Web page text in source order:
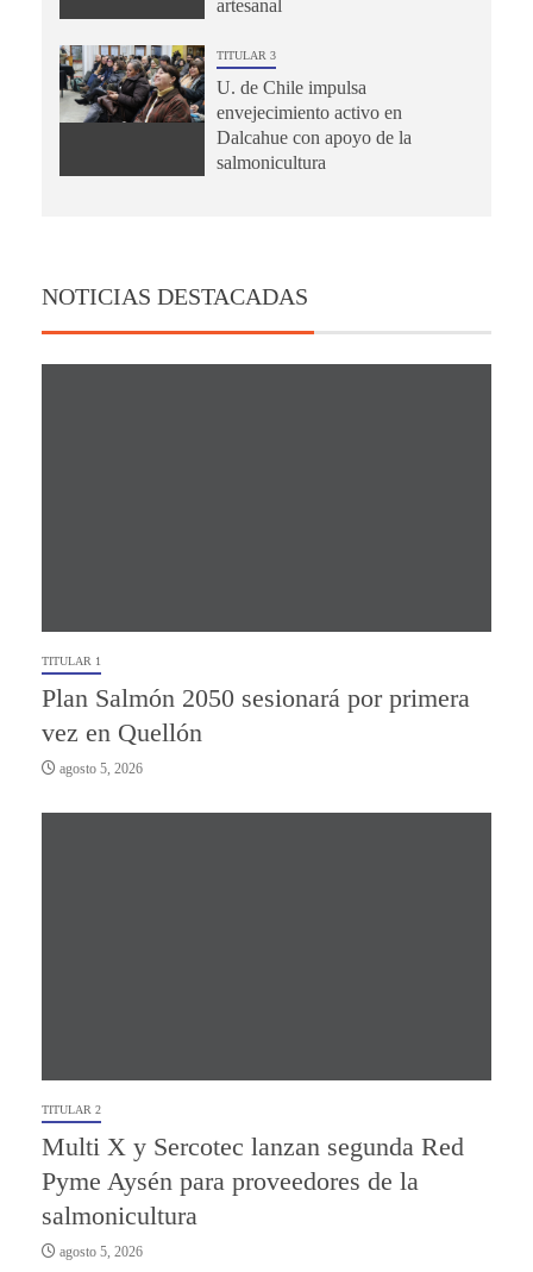
artesanal
TITULAR 3
U. de Chile impulsa
envejecimiento activo en
Dalcahue con apoyo de la
salmonicultura
NOTICIAS DESTACADAS
TITULAR 1
Plan Salmón 2050 sesionará por primera
vez en Quellón
agosto 5, 2026
TITULAR 2
Multi X y Sercotec lanzan segunda Red
Pyme Aysén para proveedores de la
salmonicultura
agosto 5, 2026